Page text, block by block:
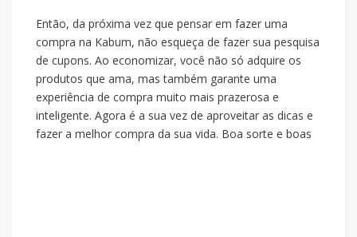
Então, da próxima vez que pensar em fazer uma
compra na Kabum, não esqueça de fazer sua pesquisa
de cupons. Ao economizar, você não só adquire os
produtos que ama, mas também garante uma
experiência de compra muito mais prazerosa e
inteligente. Agora é a sua vez de aproveitar as dicas e
fazer a melhor compra da sua vida. Boa sorte e boas